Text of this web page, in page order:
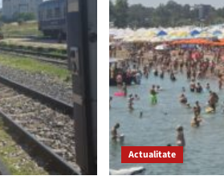
Actualitate